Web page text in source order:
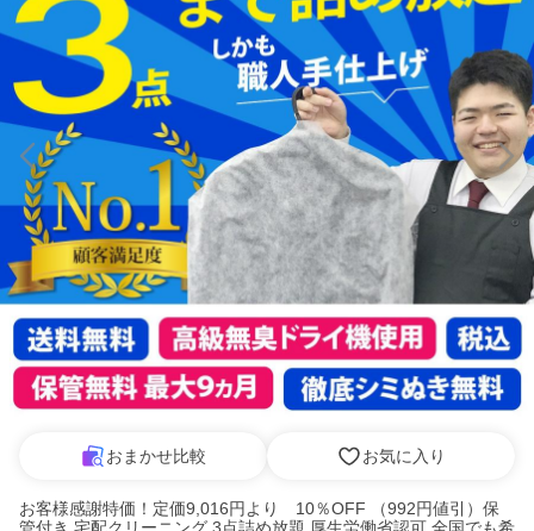
おまかせ比較 お気に入り
お客様感謝特価！定価9,016円より 10％OFF （992円値引）保